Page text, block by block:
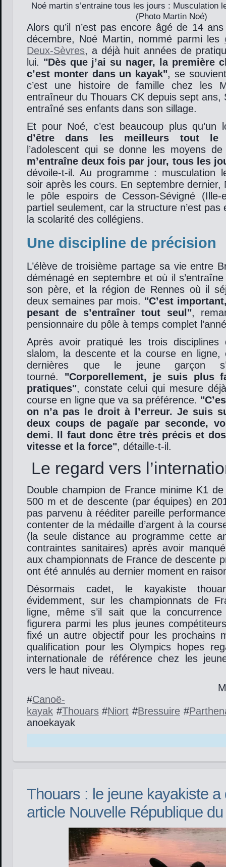
Noé martin s’entraine tous les jours : Musculation
(Photo Martin Noé)
Alors qu’il n’est pas encore âgé de 14
décembre, Noé Martin, nommé parmi les
Deux-Sèvres, a déjà huit années de
lui.
Dès que j’ai su nager, la première
c’est monter dans un kayak , se
c’est une histoire de famille chez les
entraîneur du Thouars CK depuis sept ans,
entraîné ses enfants dans son sillage.
Et pour Noé, c’est beaucoup plus qu’un
d’être dans les meilleurs tout le
l’adolescent qui se donne les moyens
m’entraîne deux fois par jour, tous les
dévoile-t-il. Au programme : musculation
soir après les cours. En septembre dernier,
le pôle espoirs de Cesson-Sévigné (Ille-
partiel seulement, car la structure n’est pas
la scolarité des collégiens.
Une discipline de précision
L’élève de troisième partage sa vie entre
déménagé en septembre et où il
son père, et la région de Rennes où il
deux semaines par mois.
C’est
pesant de s’entraîner tout seul
,
pensionnaire du pôle à temps complet
Après avoir pratiqué les trois disciplines
slalom, la descente et la course en ligne,
dernières que le jeune garçon
tourné.
Corporellement, je suis plus
pratiques , constate celui qui mesure
course en ligne que va sa préférence.
on n’a pas le droit à l’erreur. Je suis
deux coups de pagaïe par seconde,
demi. Il faut donc être très précis et
vitesse et la force , détaille-t-il.
Le regard vers
Double champion de France minime K1
500 m et de descente (par équipes) en
pas parvenu à rééditer pareille
contenter de la médaille d’argent à la
(la seule distance au programme cette
contraintes sanitaires) après avoir
aux championnats de France de descente
ont été annulés au dernier moment en
Désormais cadet, le kayakiste
évidemment, sur les championnats de
ligne, même s’il sait que la concurrence
figurera parmi les plus jeunes
fixé un autre objectif pour les prochains
qualification pour les Olympics hopes
internationale de référence chez les
vers le haut niveau.
#Canoë-
kayak #Thouars#Niort #Bressuire #
anoekayak
Thouars : le jeune kayakiste a
article Nouvelle République